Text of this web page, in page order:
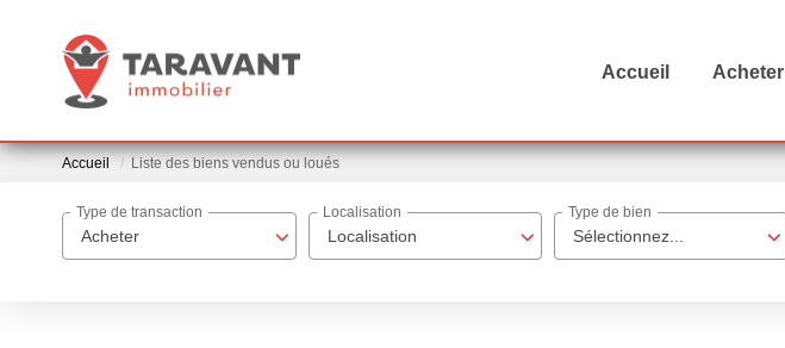
Accueil Acheter
Accueil Liste des biens vendus ou loués
Acheter
Type de transaction
Localisation
Localisation
Sélectionnez...
Type de bien